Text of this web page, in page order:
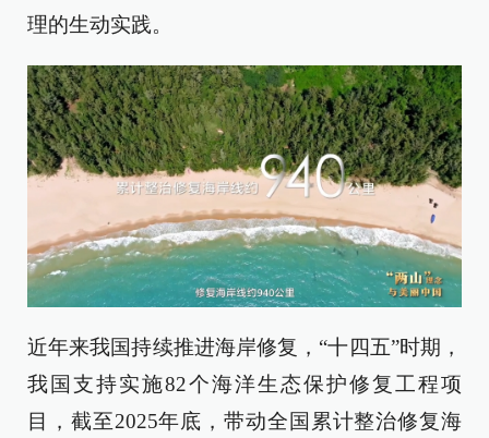
理的生动实践。
近年来我国持续推进海岸修复，“十四五”时期，
我国支持实施82个海洋生态保护修复工程项
目，截至2025年底，带动全国累计整治修复海